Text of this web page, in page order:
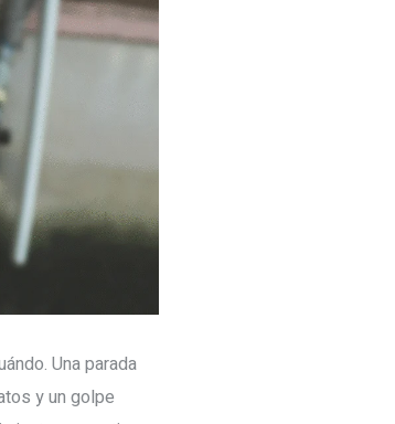
Una parada
y un golpe